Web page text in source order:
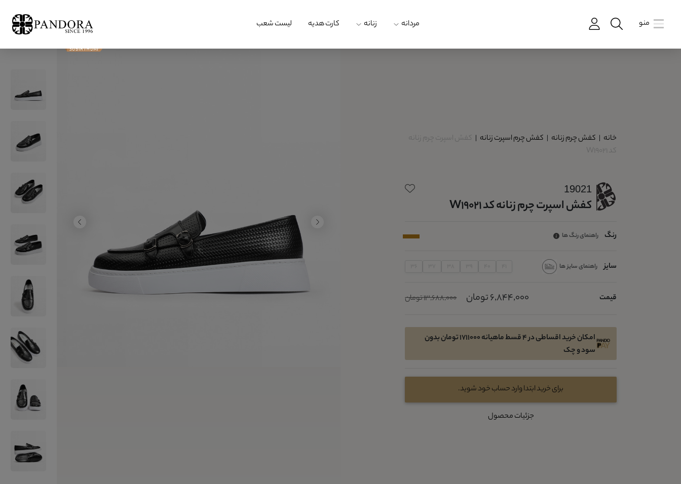
منو مردانه زنانه کارت هدیه لیست شعب
خانه | کفش چرم زنانه | کفش چرم اسپرت زنانه | کفش اسپرت چرم زنانه
کد W19021
19021
کفش اسپرت چرم زنانه کد W19021
رنگ راهنمای رنگ ها
سایز راهنمای سایز ها
قیمت 6,844,000 تومان 13,688,000 تومان
امکان خرید اقساطی در 4 قسط ماهیانه 1711000 تومان بدون
سود و چک
برای خرید ابتدا وارد حساب خود شوید.
جزئیات محصول